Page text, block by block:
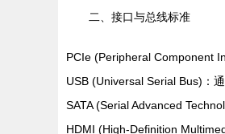
二、接口与总线标准
PCIe (Peripheral Component
USB (Universal Serial Bus)：
SATA (Serial Advanced
HDMI (High-Definition